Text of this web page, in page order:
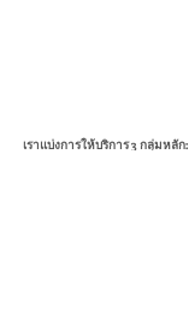
เราแบ่งการให้บริการ 3 กลุ่มหลัก: